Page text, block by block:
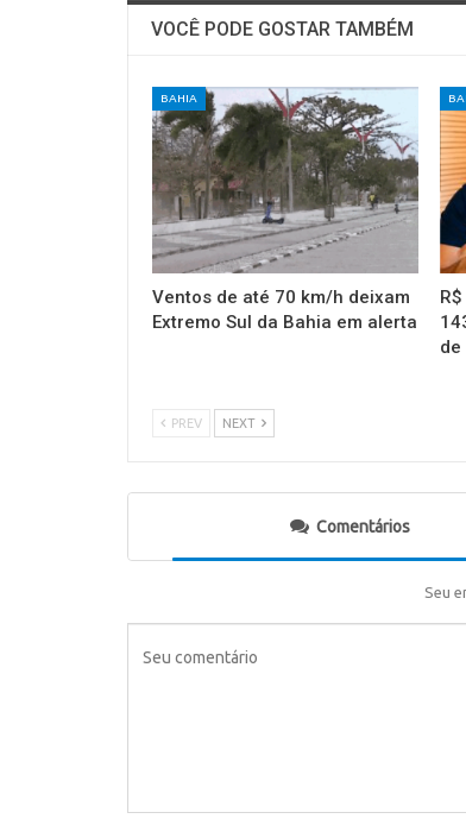
VOCÊ PODE GOSTAR TAMBÉM
BAHIA
Ventos de até 70 km/h deixam
Extremo Sul da Bahia em alerta
de
PREV NEXT
Comentários
Seu